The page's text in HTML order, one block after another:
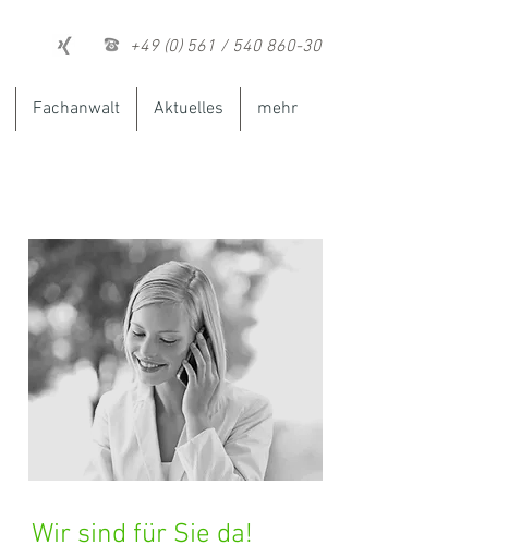
+49 (0) 561 / 540 860-30
Fachanwalt Aktuelles mehr
Wir sind für Sie da!